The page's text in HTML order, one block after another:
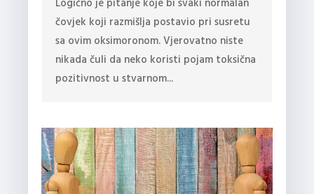
Logično je pitanje koje bi svaki normalan
čovjek koji razmišlja postavio pri susretu
sa ovim oksimoronom. Vjerovatno niste
nikada čuli da neko koristi pojam toksična
pozitivnost u stvarnom...